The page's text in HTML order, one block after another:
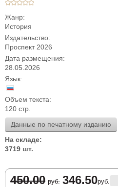
Жанр:
История
Издательство:
Проспект 2026
Дата размещения:
28.05.2026
Язык:
Объем текста:
120 стр.
Данные по печатному изданию
На складе:
3719 шт.
450.00 руб. 346.50руб.